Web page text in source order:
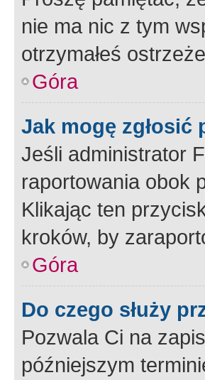
nie ma nic z tym
otrzymałeś
Góra
Jak mogę
Jeśli administrator
raportowania obok
Klikając ten
kroków, by
Góra
Do czego służy
Pozwala Ci na
późniejszym